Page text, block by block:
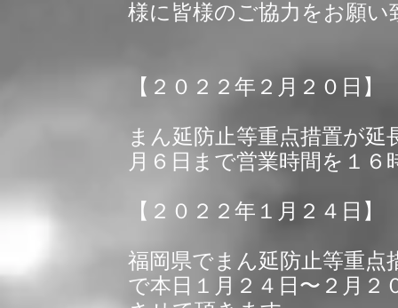
様に皆様のご協力をお願い
【２０２２年２月２０日】
まん延防止等重点措置が
月６ 日まで営業時間を１
【２０２２年１月２４日】
福岡県でまん延防止等重
で本日１月２４日〜２月２